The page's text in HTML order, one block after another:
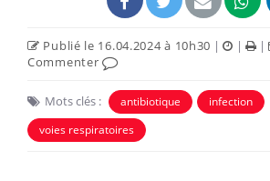
Publié le 16.04.2024 à 10h30 | | |
Commenter
Mots clés : antibiotique
infection
voies respiratoires